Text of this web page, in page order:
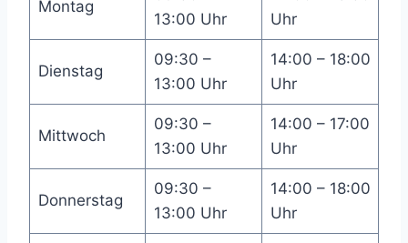
Montag
13:00 Uhr
Uhr
Dienstag
09:30 –
13:00 Uhr
14:00 – 18:00
Uhr
Mittwoch
09:30 –
13:00 Uhr
14:00 – 17:00
Uhr
Donnerstag
09:30 –
13:00 Uhr
14:00 – 18:00
Uhr